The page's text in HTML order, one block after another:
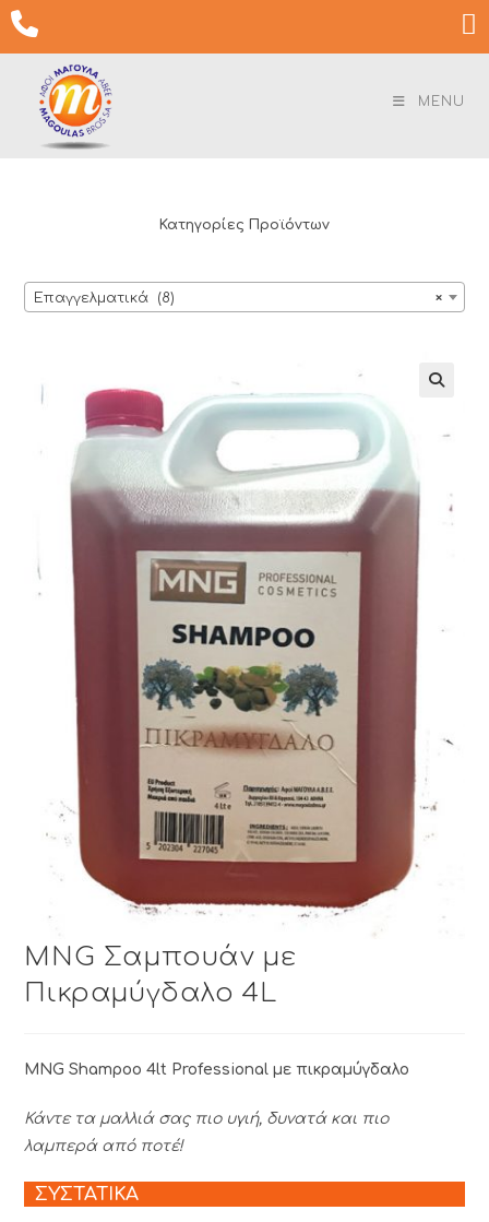
Skip
content

MENU
Κατηγορίες Προϊόντων
×
Επαγγελματικά (8)
MNG Σαμπουάν με
Πικραμύγδαλο 4L
MNG Shampoo 4lt Professional με πικραμύγδαλο
Κάντε τα μαλλιά σας πιο υγιή, δυνατά και πιο
λαμπερά από ποτέ!
ΣΥΣΤΑΤΙΚΑ